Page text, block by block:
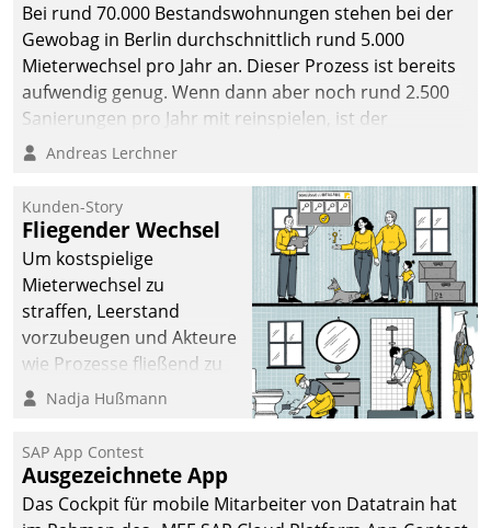
Bei rund 70.000 Bestandswohnungen stehen bei der
Gewobag in Berlin durchschnittlich rund 5.000
Mieterwechsel pro Jahr an. Dieser Prozess ist bereits
aufwendig genug. Wenn dann aber noch rund 2.500
Sanierungen pro Jahr mit reinspielen, ist der
Betreuungs- und Organisationsaufwand immens. Im
kommunale Wohnungsbauunternehmen daher
gemeinsam mit der Berliner Datatrain GmbH den
Teilprozess der Objektsanierung digitalisiert.
Andreas Lerchner
Kunden-Story
Fliegender Wechsel
Um kostspielige
Mieterwechsel zu
straffen, Leerstand
vorzubeugen und Akteure
wie Prozesse fließend zu
vernetzen, nutzt die
Jahresbeginn eine
Überblick, Einsicht und
Eingriff bietende Lösung.
Zur Entwicklung setzte
Nadja Hußmann
SAP App Contest
Ausgezeichnete App
Das Cockpit für mobile Mitarbeiter von Datatrain hat